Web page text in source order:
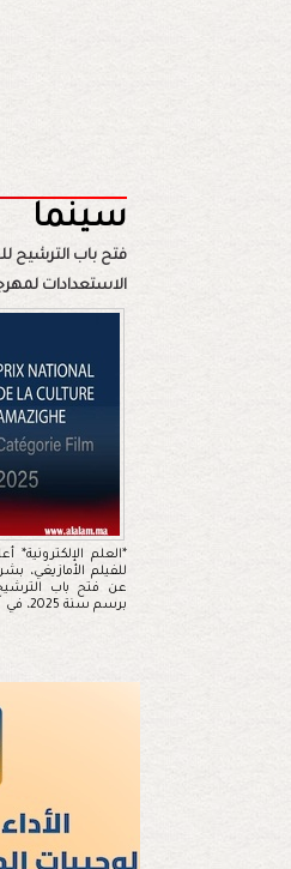
سينما
فتح باب الترشيح
الاستعدادات
*العلم
للفيلم الأمازيغي،
عن فتح باب الترشيح
برسم سنة 2025، في